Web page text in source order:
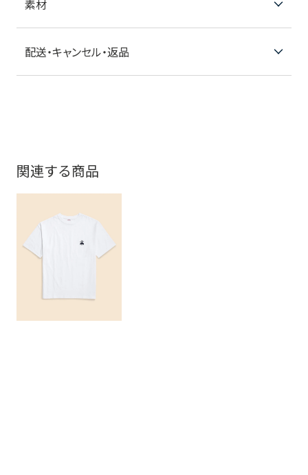
素材
配送・キャンセル・返品
関連する商品